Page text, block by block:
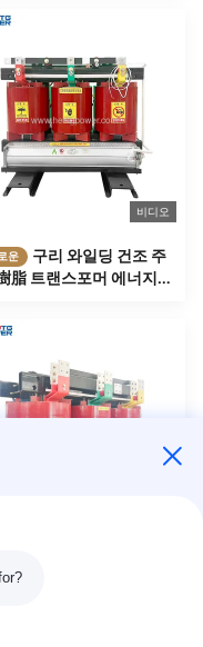
비디오
운
구리 와일딩 건조 주
脂 트랜스포머 에너지
기 저손실 전력 배전 솔